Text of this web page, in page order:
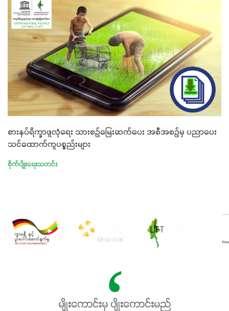
စားနပ်ရိက္ခာဖူလုံရေး သားစဉ်မြေးဆက်ပေး အစီအစဉ်မှ ပညာပေး
သင်ထောက်ကူပစ္စည်းများ
စိုက်ပျိုးရေးသတင်း
မျိုးကောင်းမှ ပျိုးကောင်းမည်